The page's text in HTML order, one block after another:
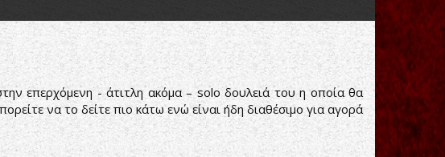
επερχόμενη - άτιτλη ακόμα – solo δουλειά του η οποία θα
να το δείτε πιο κάτω ενώ είναι ήδη διαθέσιμο για αγορά